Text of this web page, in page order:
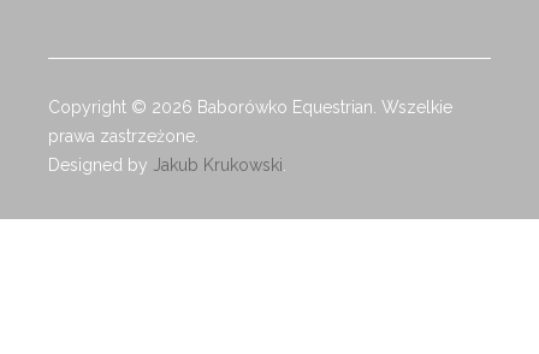
Copyright © 2026 Baborówko Equestrian. Wszelkie
prawa zastrzeżone.
Designed by Jakub Krukowski